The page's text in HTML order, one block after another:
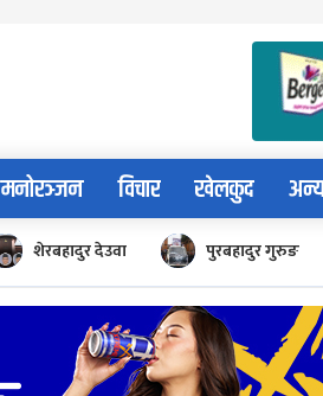
मनोरञ्जन विचार खेलकुद
शेरबहादुर देउवा पुरबहादुर गुरुङ